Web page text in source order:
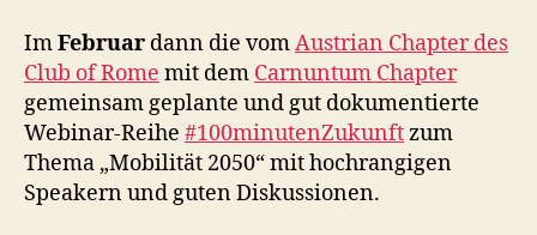
ImFebruar dann die vomAustrian Chapter des
Club of Rome mit dem Carnuntum Chapter
gemeinsam geplante und gut dokumentierte
Webinar-Reihe #100minutenZukunftzum
Thema „Mobilität 2050“ mit hochrangigen
Speakern und guten Diskussionen.